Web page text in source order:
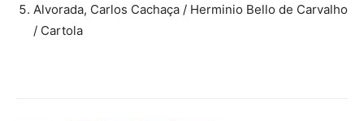
Alvorada, Carlos Cachaça / Herminio Bello de Carvalho
/ Cartola